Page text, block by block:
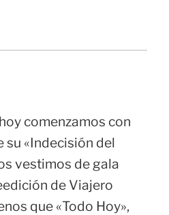
comenzamos con
su «Indecisión del
vestimos de gala
de Viajero
que «Todo Hoy»,